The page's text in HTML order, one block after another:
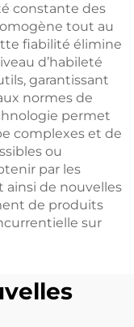
constante des
tout au
fiabilité élimine
d’habileté
garantissant
normes de
permet
complexes et de
ou
par les
ainsi de nouvelles
de produits
sur